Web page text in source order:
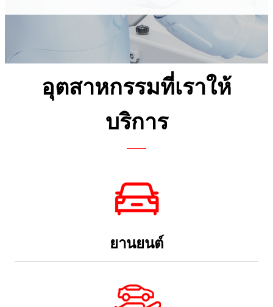
อุตสาหกรรมที่เราให้
บริการ
ยานยนต์
ความปลอดภัยยานยนต์